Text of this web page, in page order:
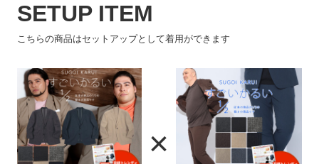
SETUP ITEM
こちらの商品はセットアップとして着用ができます
×